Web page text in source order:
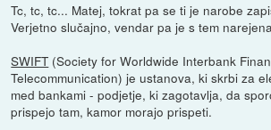
Tc, tc, tc... Matej, tokrat pa se ti je narobe
Verjetno slučajno, vendar pa je s tem
SWIFT (Society for Worldwide Interbank
Telecommunication) je ustanova, ki skrbi za
med bankami - podjetje, ki zagotavlja, da
prispejo tam, kamor morajo prispeti.